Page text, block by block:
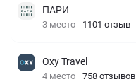
ПАРИ
3 место 1101 отзыв
Oxy Travel
4 место 758 отзывов